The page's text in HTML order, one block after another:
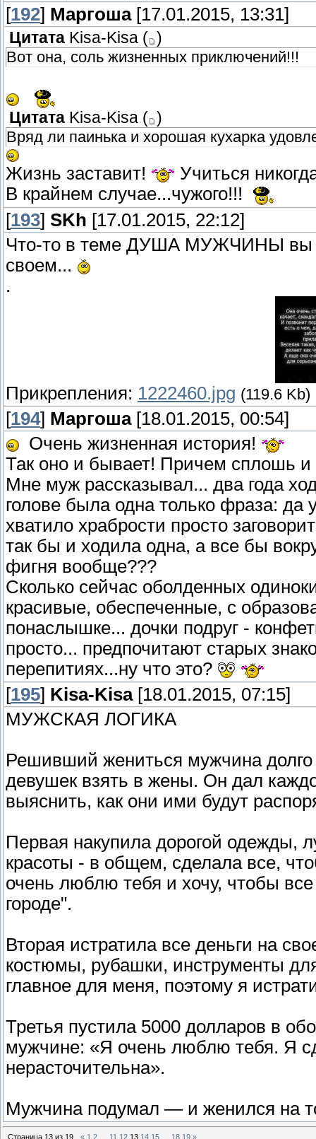
[192] Маргоша[17.01.2015, 13:31]
Цитата Kisa-Kisa ( )
Вот она, соль жизненных приключений!!!
Цитата Kisa-Kisa ( )
Вряд ли паинька и хорошая кухарка
Жизнь заставит!
Учиться
В крайнем случае...чужого!!!
[193] SKh [17.01.2015, 22:12]
Что-то в теме ДУША МУЖЧИНЫ вы
своем...
.
Прикрепления: 1222460.jpg (119.6 Kb)
[194] Маргоша[18.01.2015, 00:54]
Очень жизненная история!
Так оно и бывает! Причем сплошь
Мне муж рассказывал... два года
голове была одна только фраза: да
хватило храбрости просто
так бы и ходила одна, а все бы
фигня вообще???
Сколько сейчас оболденных
красивые, обеспеченные, с
понаслышке... дочки подруг -
просто... предпочитают старых
перепитиях...ну что это?
[195] Kisa-Kisa[18.01.2015, 07:15]
МУЖСКАЯ ЛОГИКА
Решивший жениться мужчина
девушек взять в жены. Он дал
выяснить, как они ими будут
Первая накупила дорогой одежды,
красоты - в общем, сделала все,
очень люблю тебя и хочу, чтобы
городе".
Вторая истратила все деньги на
костюмы, рубашки, инструменты
главное для меня, поэтому я
Третья пустила 5000 долларов в
мужчине: «Я очень люблю тебя. Я
нерасточительна».
Мужчина подумал — и женился на
Страница 13 из 19 « 1 2 11 12 13 14 15 18 19 »